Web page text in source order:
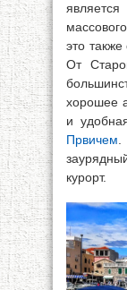
это
От
хорошее
и
Првичем.
курорт.